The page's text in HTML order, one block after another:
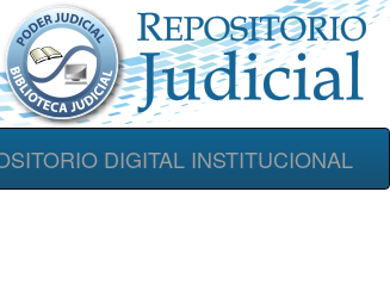
DIGITAL INSTITUCIONAL